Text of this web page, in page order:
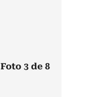
Foto 3 de 8